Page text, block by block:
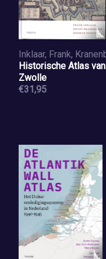
Historische Atlas van
Zwolle
€31,95